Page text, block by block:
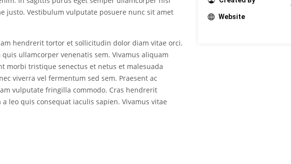
justo. Vestibulum vulputate posuere nunc sit amet
hendrerit tortor et sollicitudin dolor diam vitae orci.
ullamcorper venenatis sem. Vivamus aliquam
tristique senectus et netus et malesuada
viverra vel fermentum sed sem. Praesent ac
vulputate fringilla commodo. Cras hendrerit
leo quis consequat iaculis sapien. Vivamus vitae
Website